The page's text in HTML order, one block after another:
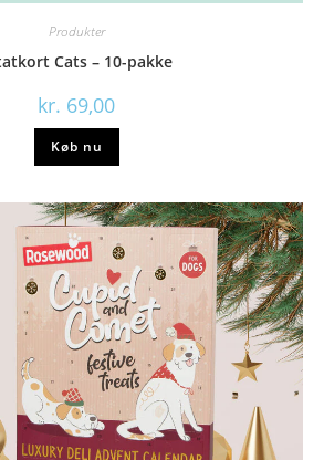
Produkter
Cats – 10-pakke
kr. 69,00
Køb nu